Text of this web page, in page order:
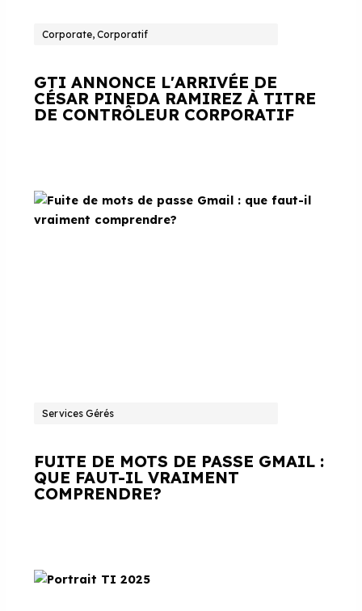
Corporate, Corporatif
GTI ANNONCE L'ARRIVÉE DE
CÉSAR PINEDA RAMIREZ À TITRE
DE CONTRÔLEUR CORPORATIF
Services Gérés
FUITE DE MOTS DE PASSE GMAIL :
QUE FAUT-IL VRAIMENT
COMPRENDRE?